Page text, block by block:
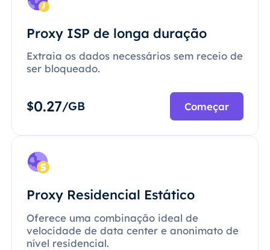
Proxy ISP de longa duração
Extraia os dados necessários sem receio de
ser bloqueado.
$0.27/GB Começar
Proxy Residencial Estático
Oferece uma combinação ideal de
velocidade de data center e anonimato de
nível residencial.